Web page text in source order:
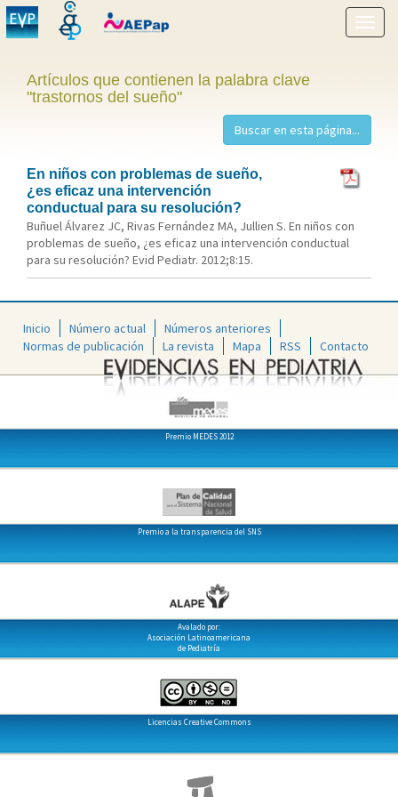
menú
Artículos que contienen la palabra clave
"trastornos del sueño"
En niños con problemas de sueño,
¿es eficaz una intervención
conductual para su resolución?
Buñuel Álvarez JC, Rivas Fernández MA, Jullien S. En niños con
problemas de sueño, ¿es eficaz una intervención conductual
para su resolución? Evid Pediatr. 2012;8:15.
Inicio Número actual
Números anteriores
Normas de publicación
La revista Mapa RSS Contacto
Premio MEDES 2012
Premio a la transparencia del SNS
Avalado por:
Asociación Latinoamericana
de Pediatría
Licencias Creative Commons